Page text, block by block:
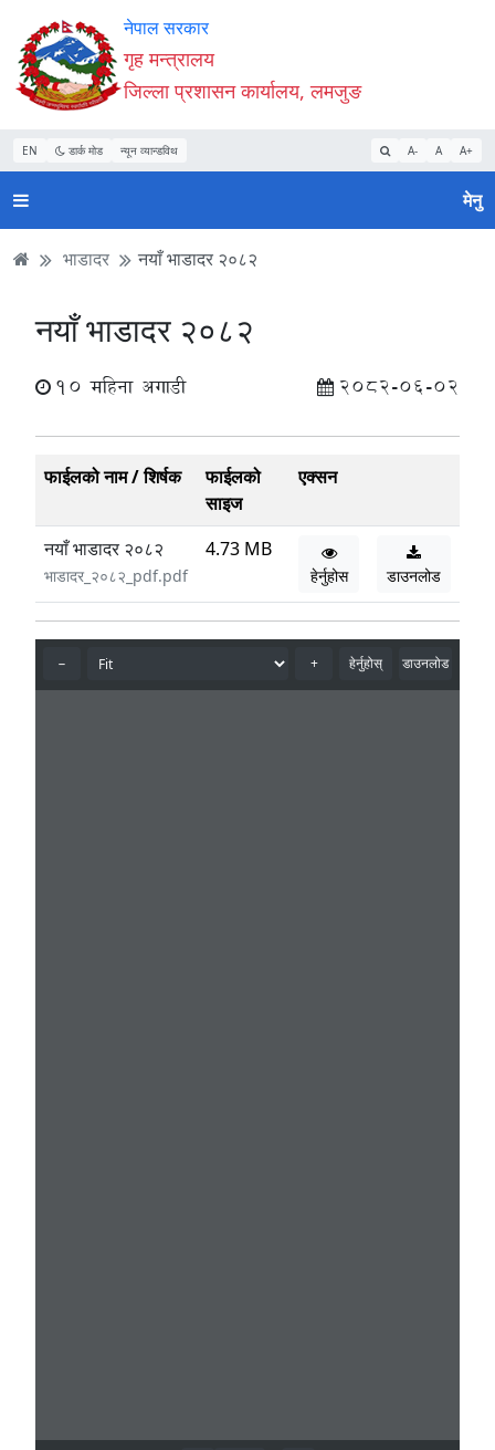
Accessibility
Mode
सुरु
गर्नुहोस्
सामाग्री
पढ्नुहाेस्
नेभिगेसन
पढ्नुहाेस्
वेबसाइट
खोजमा
जानुहोस्
नेपाल सरकार
गृह मन्त्रालय
जिल्ला प्रशासन कार्यालय, लमजुङ
EN डार्क मोड न्यून व्यान्डविथ A- A A+
मेनु
भाडादर नयाँ भाडादर २०८२
नयाँ भाडादर २०८२
10 महिना अगाडी 2082-06-02
फाईलको नाम / शिर्षक
फाईलको
साइज
एक्सन
नयाँ भाडादर २०८२
भाडादर_२०८२_pdf.pdf
4.73 MB
हेर्नुहोस डाउनलोड